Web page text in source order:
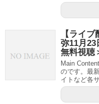
【ライ
弥11月
無料視聴
Main
のです。最
イトなど各